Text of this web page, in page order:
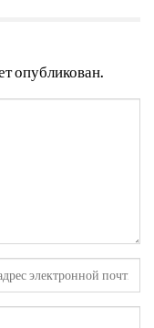
опубликован.